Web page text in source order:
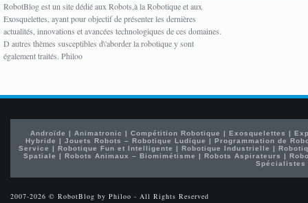
RobotBlog est un site dédié aux Robots,à la Robotique et aux
Exosquelettes, ayant pour objectif de présenter les dernières
actualités, innovations et avancées technologiques de ces domaines.
D autres thèmes susceptibles d\'aborder la robotique y sont
également traités. Philoo
Androïde | Animatronic | Compétition Robotique | Exosquelettes |
Hybride |Jouets Robots – Robotique Ludique |Programmation de
Service | Robotique Fun et Intelligente | Robotique Industrielle |
Spatiale | Robots Animaux – Biomimétisme | Robots Aspirateurs |
Spécialistes
2007-2026 © RobotBlog by Philoo - All Rights Reserved